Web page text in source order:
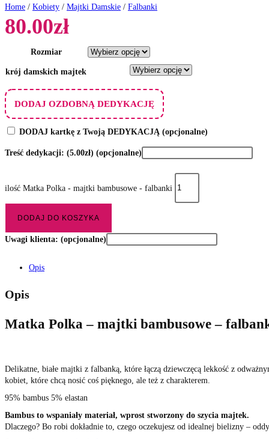
Home / Kobiety / Majtki Damskie / Falbanki
80.00zł
Rozmiar
krój damskich majtek
DODAJ OZDOBNĄ DEDYKACJĘ
DODAJ kartkę z Twoją DEDYKACJĄ (opcjonalne)
Treść dedykacji: (5.00zł) (opcjonalne)
ilość Matka Polka - majtki bambusowe - falbanki
DODAJ DO KOSZYKA
Uwagi klienta: (opcjonalne)
Opis
Opis
Matka Polka – majtki bambusowe –
Delikatne, białe majtki z falbanką, które łączą dziewczęcą lekkość z
kobiet, które chcą nosić coś pięknego, ale też z charakterem.
95% bambus 5% elastan
Bambus to wspaniały materiał, wprost stworzony do szycia majtek.
Dlaczego? Bo robi dokładnie to, czego oczekujesz od idealnej bielizny –